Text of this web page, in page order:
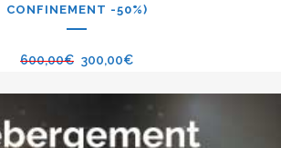
CONFINEMENT -50%)
600,00€ 300,00€